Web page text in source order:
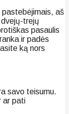
aš
trejų
pasaulis
ir padės
ką nors
savo teisumu.
ar pati